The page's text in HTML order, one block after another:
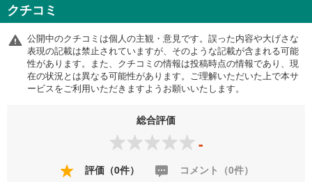
クチコミ
公開中のクチコミは個人の主観・意見です。誤った内容や大げさな
表現の記載は禁止されていますが、そのような記載が含まれる可能
性があります。また、クチコミの情報は投稿時点の情報であり、現
在の状況とは異なる可能性があります。ご理解いただいた上で本サ
ービスをご利用いただきますようお願いいたします。
総合評価
-
評価（0件） コメント（0件）